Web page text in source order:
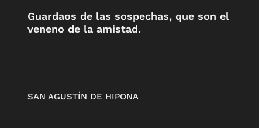
Guardaos de las sospechas, que son el
veneno de la amistad.
SAN AGUSTÍN DE HIPONA